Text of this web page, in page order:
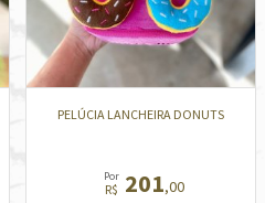
PELÚCIA LANCHEIRA DONUTS
Por
R$ 201,00